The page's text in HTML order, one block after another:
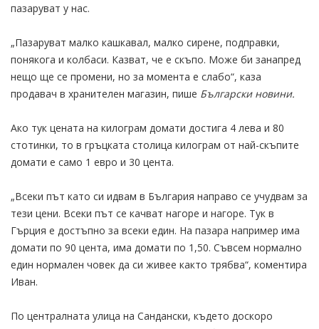
пазаруват у нас.
„Пазаруват малко кашкавал, малко сирене, подправки,
понякога и колбаси. Казват, че е скъпо. Може би занапред
нещо ще се промени, но за момента е слабо“, каза
продавач в хранителен магазин, пише Български новини.
Ако тук цената на килограм домати достига 4 лева и 80
стотинки, то в гръцката столица килограм от най-скъпите
домати е само 1 евро и 30 цента.
„Всеки път като си идвам в България направо се учудвам за
тези цени. Всеки път се качват нагоре и нагоре. Тук в
Гърция е достъпно за всеки един. На пазара например има
домати по 90 цента, има домати по 1,50. Съвсем нормално
един нормален човек да си живее както трябва“, коментира
Иван.
По централната улица на Сандански, където доскоро